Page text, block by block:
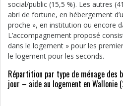
social/public (15,5 %). Les autres
abri de fortune, en hébergement
proche », en institution ou encore
L’accompagnement proposé
dans le logement » pour les
le logement pour les seconds.
Répartition par type de ménage des
jour – aide au logement en Wallonie